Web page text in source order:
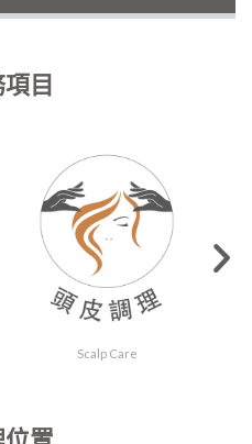
目
Hair Care